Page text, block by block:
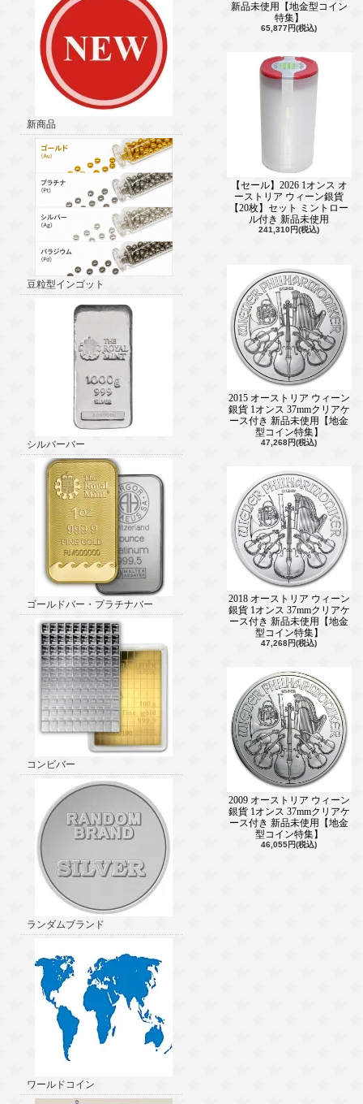
新商品
豆粒型インゴット
シルバーバー
ゴールドバー・プラチナバー
コンビバー
ランダムブランド
ワールドコイン
新品未使用【地金型コイン
特集】
65,877円(税込)
【セール】2026 1オンス オ
ーストリア ウィーン銀貨
【20枚】セット ミントロー
ル付き 新品未使用
241,310円(税込)
2015 オーストリア ウィーン
銀貨 1オンス 37mmクリアケ
ース付き 新品未使用【地金
型コイン特集】
47,268円(税込)
2018 オーストリア ウィーン
銀貨 1オンス 37mmクリアケ
ース付き 新品未使用【地金
型コイン特集】
47,268円(税込)
2009 オーストリア ウィーン
銀貨 1オンス 37mmクリアケ
ース付き 新品未使用【地金
型コイン特集】
46,055円(税込)